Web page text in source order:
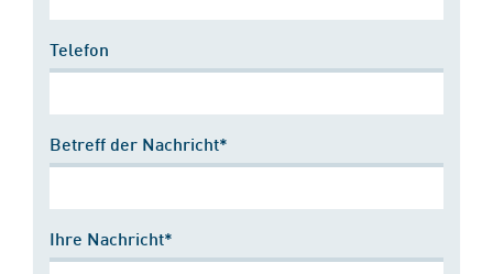
Telefon
Betreff der Nachricht*
Ihre Nachricht*